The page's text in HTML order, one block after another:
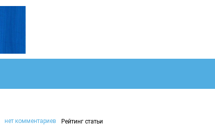
нет комментариев Рейтинг статьи